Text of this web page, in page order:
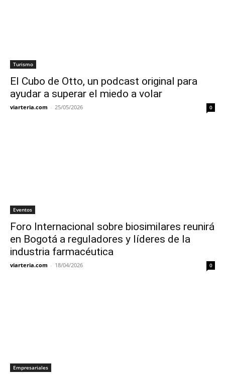
Turismo
El Cubo de Otto, un podcast original para
ayudar a superar el miedo a volar
viarteria.com - 25/05/2026 0
Eventos
Foro Internacional sobre biosimilares reunirá
en Bogotá a reguladores y líderes de la
industria farmacéutica
viarteria.com - 18/04/2026 0
Empresariales